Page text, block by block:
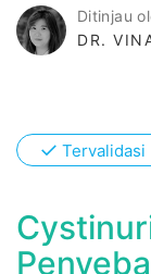
Ditinjau
DR.
✓ Tervalidasi